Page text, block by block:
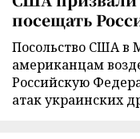
посещать
Посольство США в
американцам
Российскую
атак украинских